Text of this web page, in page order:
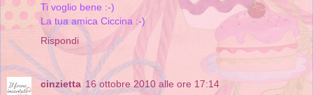
Ti voglio bene :-)
La tua amica Ciccina :-)
Rispondi
cinzietta 16 ottobre 2010 alle ore 17:14